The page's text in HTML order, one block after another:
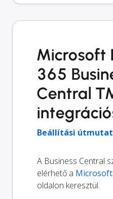
Microsoft
365
Central
Beállítási
A Business Central
elérhető a
oldalon keresztül.